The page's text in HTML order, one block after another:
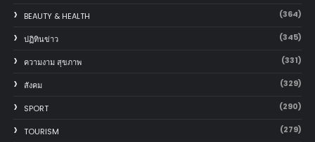
BEAUTY & HEALTH (364)
ปฏิทินข่าว (345)
ความงาม สุขภาพ (331)
สังคม (329)
SPORT (290)
TOURISM (279)